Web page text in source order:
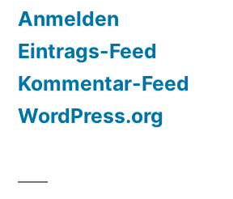
Anmelden
Eintrags-Feed
Kommentar-Feed
WordPress.org